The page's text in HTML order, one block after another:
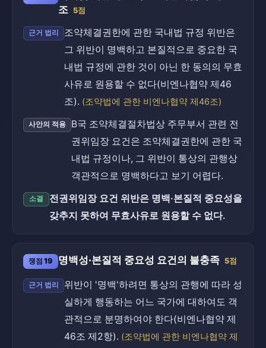
조 5점
근거 법리
조약체결권한에 관한 국내법 규정 위반은
그 위반이 명백하고 본질적으로 중요한 국
내법 규정에 관한 것이 아닌 한 동의의 무효
사유로 원용할 수 없다(비엔나협약 제46
조). (조약법에 관한 비엔나협약 제46조)
사안의 적용
B국 조약체결절차법상 주무부서 관련 전
권위임장 요건은 조약체결권한에 관한 국
내법 규정이나, 그 위반이 통상의 관행상
객관적으로 명백하다고 보기 어렵다.
소결
전권위임장 요건 위반은 명백·본질적 중요성을
갖추지 못하여 무효사유로 원용할 수 없다.
쟁점 19 명백성·본질적 중요성 요건의 불충족 5점
근거 법리
위반이 '명백'하려면 통상의 관행에 따라 성
실하게 행동하는 어느 국가에 대하여도 객
관적으로 분명하여야 한다(비엔나협약 제
46조 제2항). (조약법에 관한 비엔나협약 제